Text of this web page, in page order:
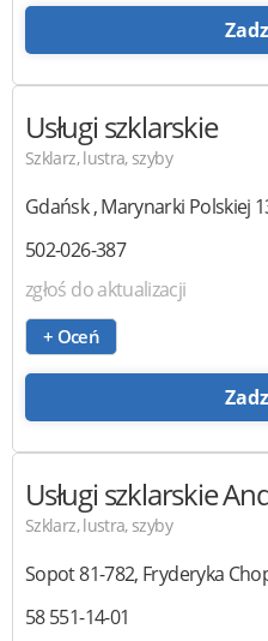
Usługi szklarskie
Szklarz, lustra, szyby
Gdańsk ,Marynarki Polskiej
502-026-387
zgłoś do aktualizacji
+ Oceń
Usługi szklarskie
Szklarz, lustra, szyby
Sopot81-782, Fryderyka
58 551-14-01